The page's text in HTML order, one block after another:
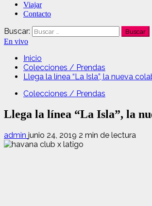
Viajar
Contacto
Buscar:
En vivo
Inicio
Colecciones / Prendas
Llega la línea “La Isla”, la nueva
Colecciones / Prendas
Llega la línea “La Isla”, la
admin junio 24, 2019 2 min de lectura